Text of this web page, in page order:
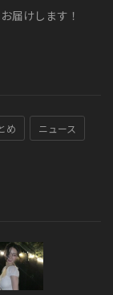
届けします！
め ニュース